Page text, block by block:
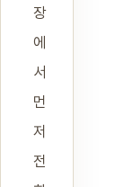
장
에
서
먼
저
전